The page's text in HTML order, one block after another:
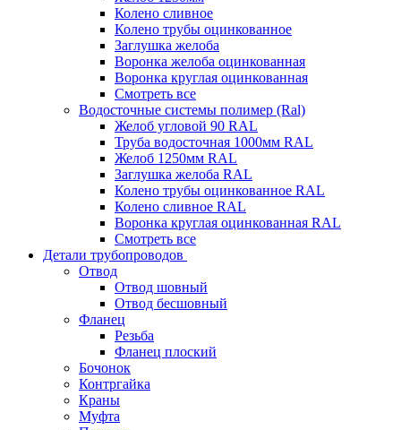
Колено сливное
Колено трубы оцинкованное
Заглушка желоба
Воронка желоба оцинкованная
Воронка круглая оцинкованная
Смотреть все
Водосточные системы полимер (Ral)
Желоб угловой 90 RAL
Труба водосточная 1000мм RAL
Желоб 1250мм RAL
Заглушка желоба RAL
Колено трубы оцинкованное RAL
Колено сливное RAL
Воронка круглая оцинкованная RAL
Смотреть все
Детали трубопроводов
Отвод
Отвод шовный
Отвод бесшовный
Фланец
Резьба
Фланец плоский
Бочонок
Контргайка
Краны
Муфта